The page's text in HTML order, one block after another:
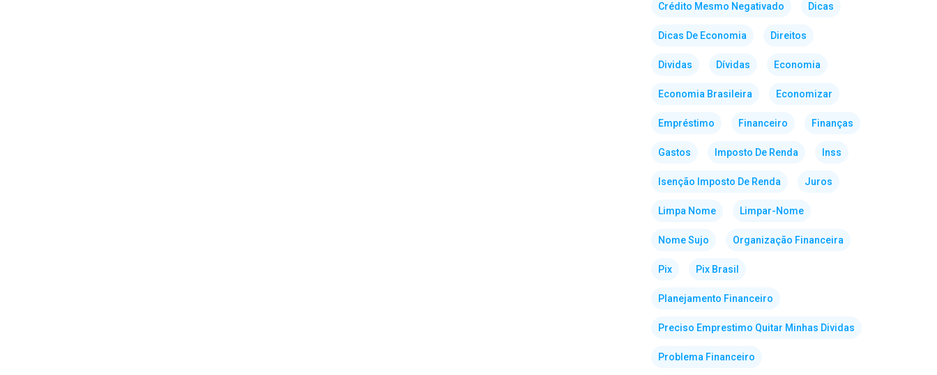
Crédito Mesmo Negativado Dicas
Dicas De Economia Direitos
Dividas Dívidas Economia
Economia Brasileira Economizar
Empréstimo Financeiro Finanças
Gastos Imposto De Renda Inss
Isenção Imposto De Renda Juros
Limpa Nome Limpar-Nome
Nome Sujo Organização Financeira
Pix Pix Brasil
Planejamento Financeiro
Preciso Emprestimo Quitar Minhas Dividas
Problema Financeiro